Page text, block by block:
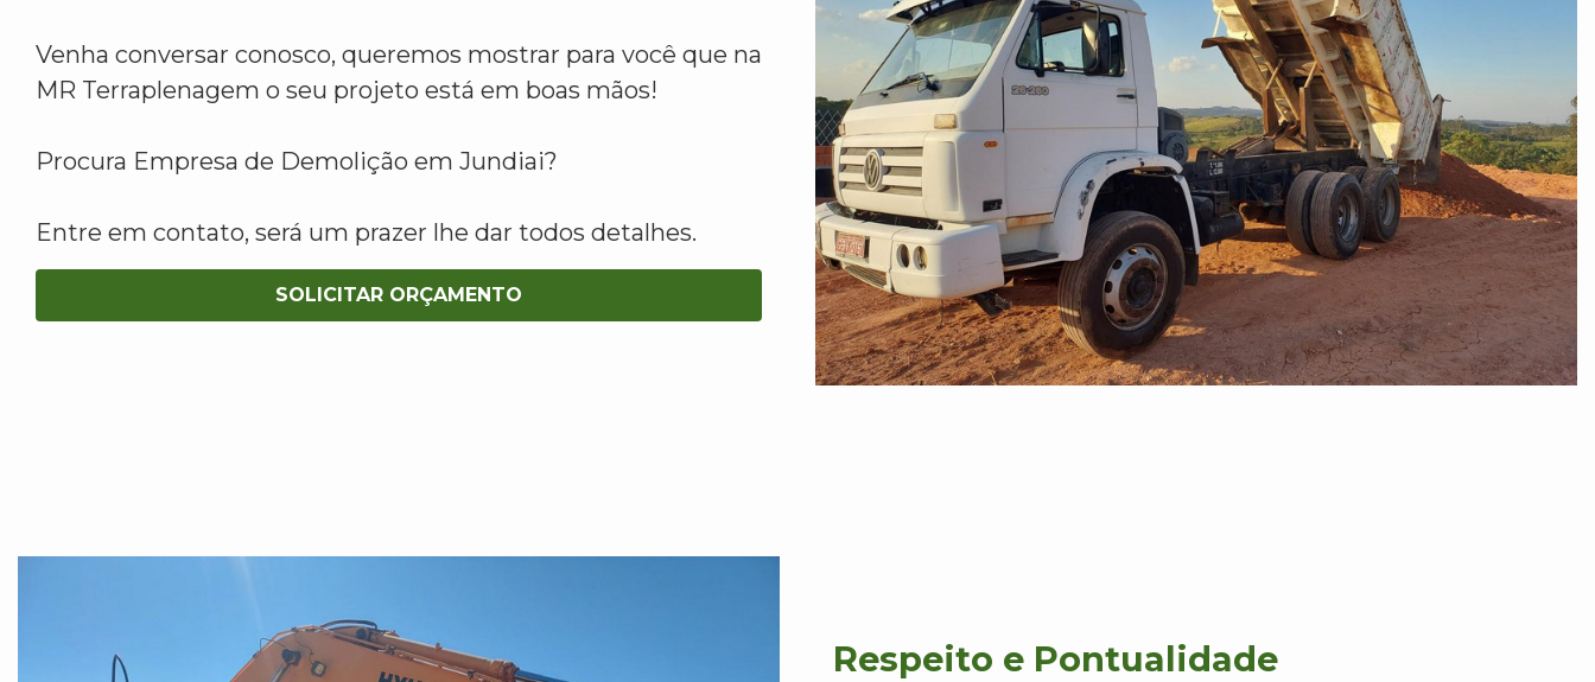
Venha conversar conosco, queremos mostrar para você que na
MR Terraplenagem o seu projeto está em boas mãos!
Procura Empresa de Demolição em Jundiai?
Entre em contato, será um prazer lhe dar todos detalhes.
SOLICITAR ORÇAMENTO
Respeito e Pontualidade